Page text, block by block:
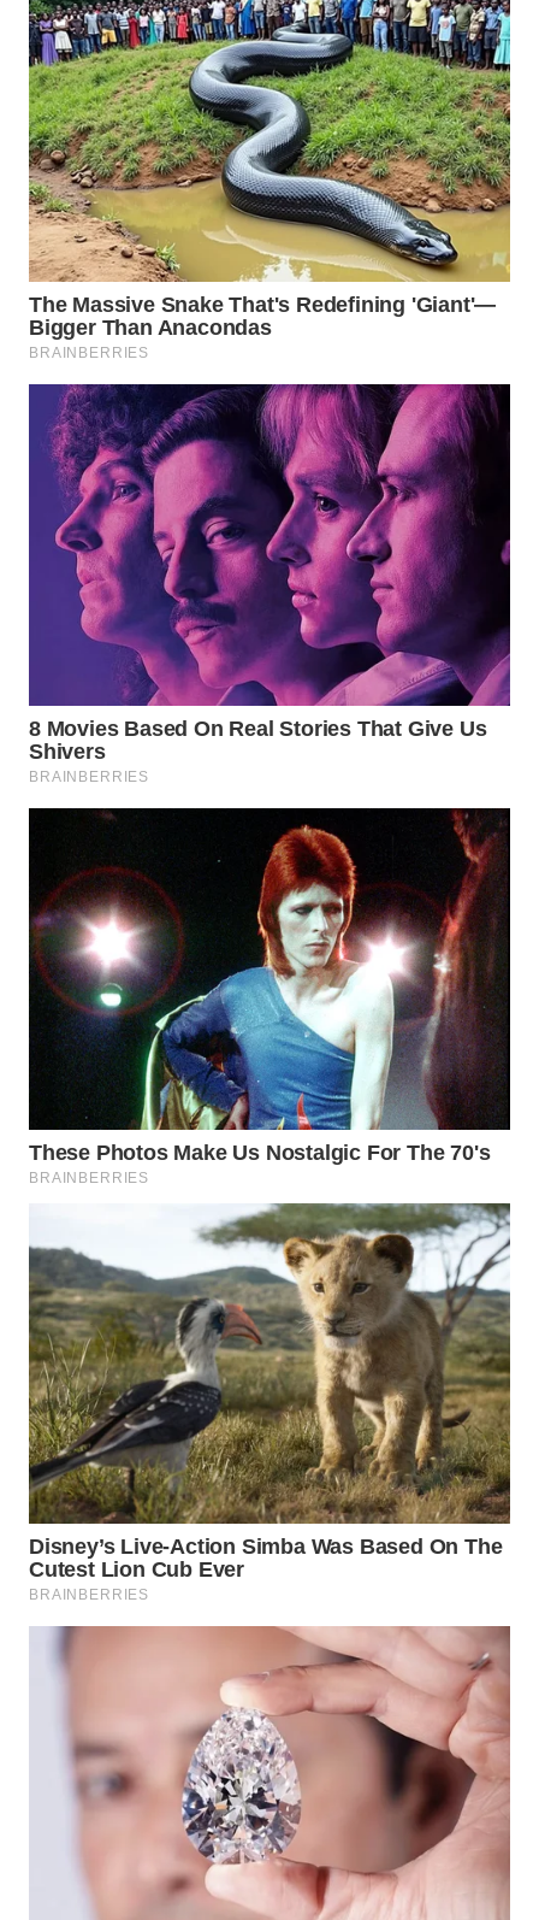
WN
NATUNA
WN
BINTAN
WN
MANDALIKA
WN
LIKUPANG
WN
LABUANBAJO
WN
BORNEO
NEWS
WAHANA
TANI
WAHANA
ADVOKAT
WAHANA
INFRASTRUKTUR
WAHANA
KONSUMEN
WAHANA
LISTRIK
TRAVEL
WAHANA
TV
WAHANANEWS
ID
WAHANANEWS
CO ID
WAHANANEWS
WAHANA
WAHANA
SELEB